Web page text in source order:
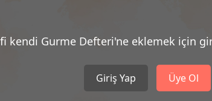
kendi Gurme Defteri'ne eklemek için
Giriş Yap Üye Ol